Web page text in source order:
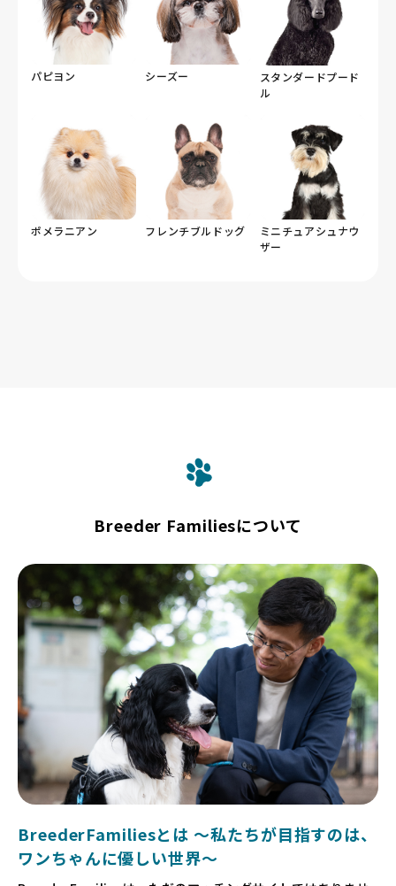
パピヨン シーズー
スタンダードプード
ル
ポメラニアン フレンチブルドッグ
ミニチュアシュナウ
ザー
Breeder Familiesについて
BreederFamiliesとは 〜私たちが目指すのは、
ワンちゃんに優しい世界〜